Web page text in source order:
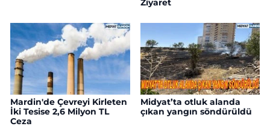
Ziyaret
Mardin'de Çevreyi Kirleten
İki Tesise 2,6 Milyon TL
Ceza
Midyat’ta otluk alanda
çıkan yangın söndürüldü